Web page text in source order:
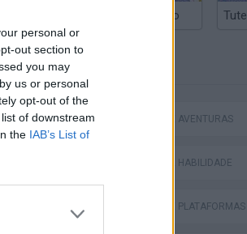
personal or
out section to
you may
us or personal
opt-out of the
of downstream
the IAB’s List of
SALTAR
Truco Argentino Tute
JOGOS DE AVENTURAS
JOGOS DE HABILIDADE
JOGOS DE PLATAFORMAS